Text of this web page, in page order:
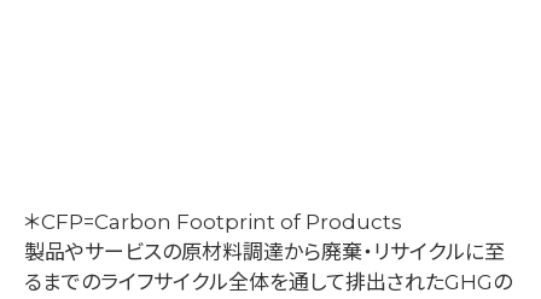
＊CFP=Carbon Footprint of Products
製品やサービスの原材料調達から廃棄・リサイクルに至
るまでのライフサイクル全体を通して排出されたGHGの